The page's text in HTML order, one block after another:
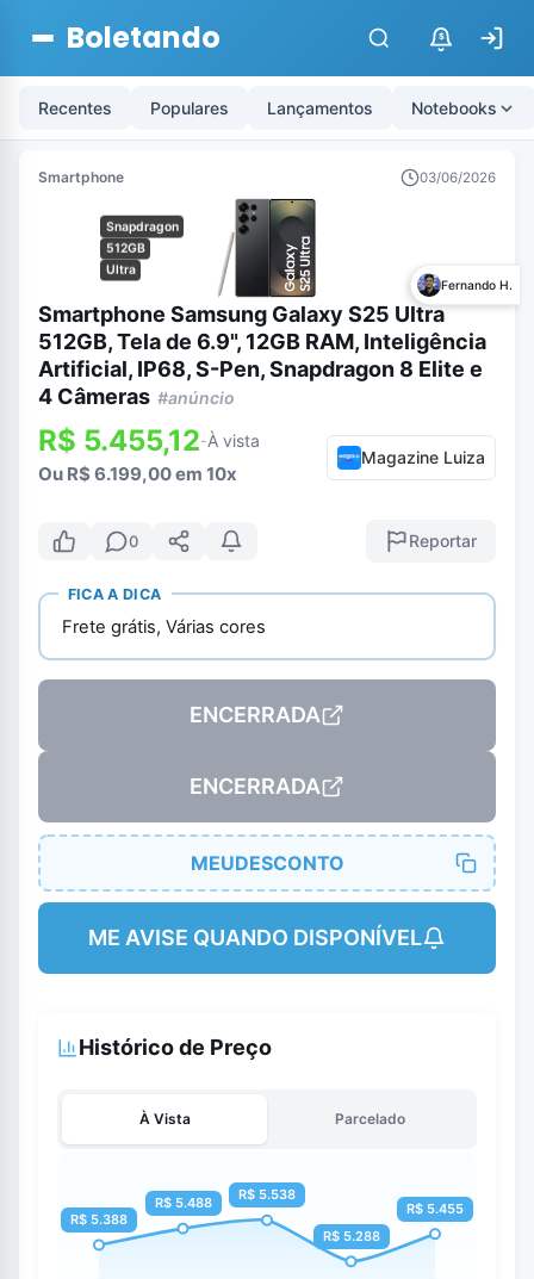
Boletando $
Recentes Populares Lançamentos Notebooks
Smartphone 03/06/2026
Snapdragon
512GB
Ultra
Fernando H.
Smartphone Samsung Galaxy S25 Ultra
512GB, Tela de 6.9", 12GB RAM, Inteligência
Artificial, IP68, S-Pen, Snapdragon 8 Elite e
4 Câmeras #anúncio
R$ 5.455,12-À vista
Ou R$ 6.199,00 em 10x
Magazine Luiza
0 Reportar
FICA A DICA
Frete grátis, Várias cores
ENCERRADA
ENCERRADA
MEUDESCONTO
ME AVISE QUANDO DISPONÍVEL
Histórico de Preço
À Vista Parcelado